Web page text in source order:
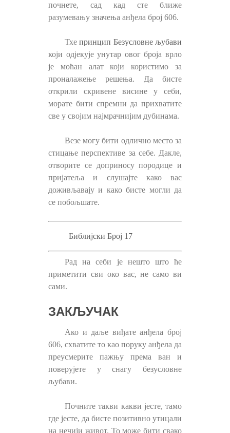
почнете, сад кад сте ближе
разумевању значења анђела број 606.
Тхепринцип Безусловне љубави
који одјекује унутар овог броја врло
је моћан алат који користимо за
проналажење решења. Да бисте
открили скривене висине у себи,
морате бити спремни да прихватите
све у својим најмрачнијим дубинама.
Везе могу бити одлично место за
стицање перспективе за себе. Дакле,
отворите се доприносу породице и
пријатеља и слушајте како вас
доживљавају и како бисте могли да
се побољшате.
Библијски Број 17
Рад на себи је нешто што ће
приметити сви око вас, не само ви
сами.
ЗАКЉУЧАК
Ако и даље виђате анђела број
606, схватите то као поруку анђела да
преусмерите пажњу према ван и
поверујете у снагу безусловне
љубави.
Почните такви какви јесте, тамо
где јесте, да бисте позитивно утицали
на нечији живот. То може бити свако